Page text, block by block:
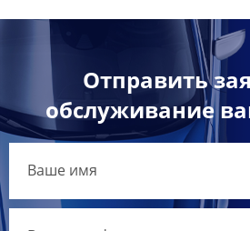
Отправить
обслуживание